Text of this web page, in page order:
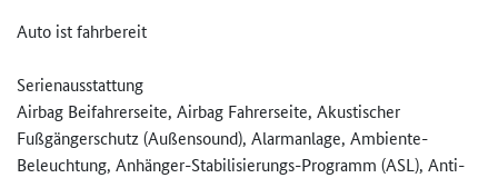
Auto ist fahrbereit
Serienausstattung
Airbag Beifahrerseite, Airbag Fahrerseite, Akustischer
Fußgängerschutz (Außensound), Alarmanlage, Ambiente-
Beleuchtung, Anhänger-Stabilisierungs-Progr­amm (ASL), Anti-